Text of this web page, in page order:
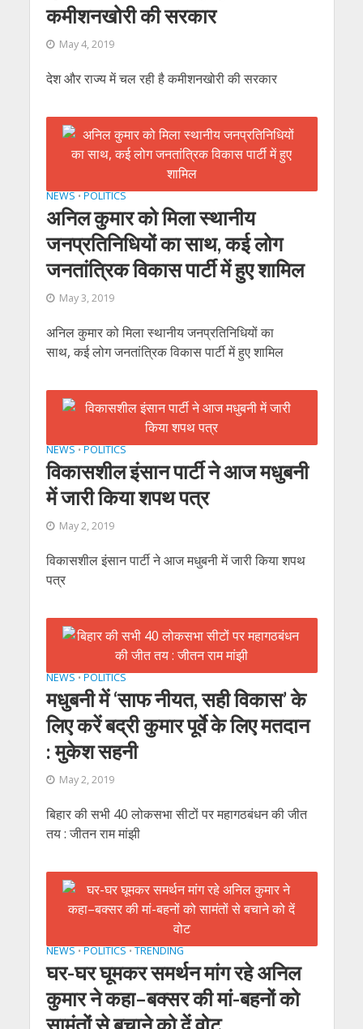
कमीशनखोरी की सरकार
May 4, 2019
देश और राज्‍य में चल रही है कमीशनखोरी की सरकार
NEWS • POLITICS
अनिल कुमार को मिला स्‍थानीय
जनप्रतिनिधियों का साथ, कई लोग
जनतांत्रिक विकास पार्टी में हुए शामिल
May 3, 2019
अनिल कुमार को मिला स्‍थानीय जनप्रतिनिधियों का
साथ, कई लोग जनतांत्रिक विकास पार्टी में हुए शामिल
NEWS • POLITICS
विकासशील इंसान पार्टी ने आज मधुबनी
में जारी किया शपथ पत्र
May 2, 2019
विकासशील इंसान पार्टी ने आज मधुबनी में जारी किया शपथ
पत्र
NEWS • POLITICS
मधुबनी में ‘साफ नीयत, सही विकास’ के
लिए करें बद्री कुमार पूर्वे के लिए मतदान
: मुकेश सहनी
May 2, 2019
बिहार की सभी 40 लोकसभा सीटों पर महागठबंधन की जीत
तय : जीतन राम मांझी
NEWS • POLITICS • TRENDING
घर-घर घूमकर समर्थन मांग रहे अनिल
कुमार ने कहा–बक्‍सर की मां-बहनों को
सामंतों से बचाने को दें वोट